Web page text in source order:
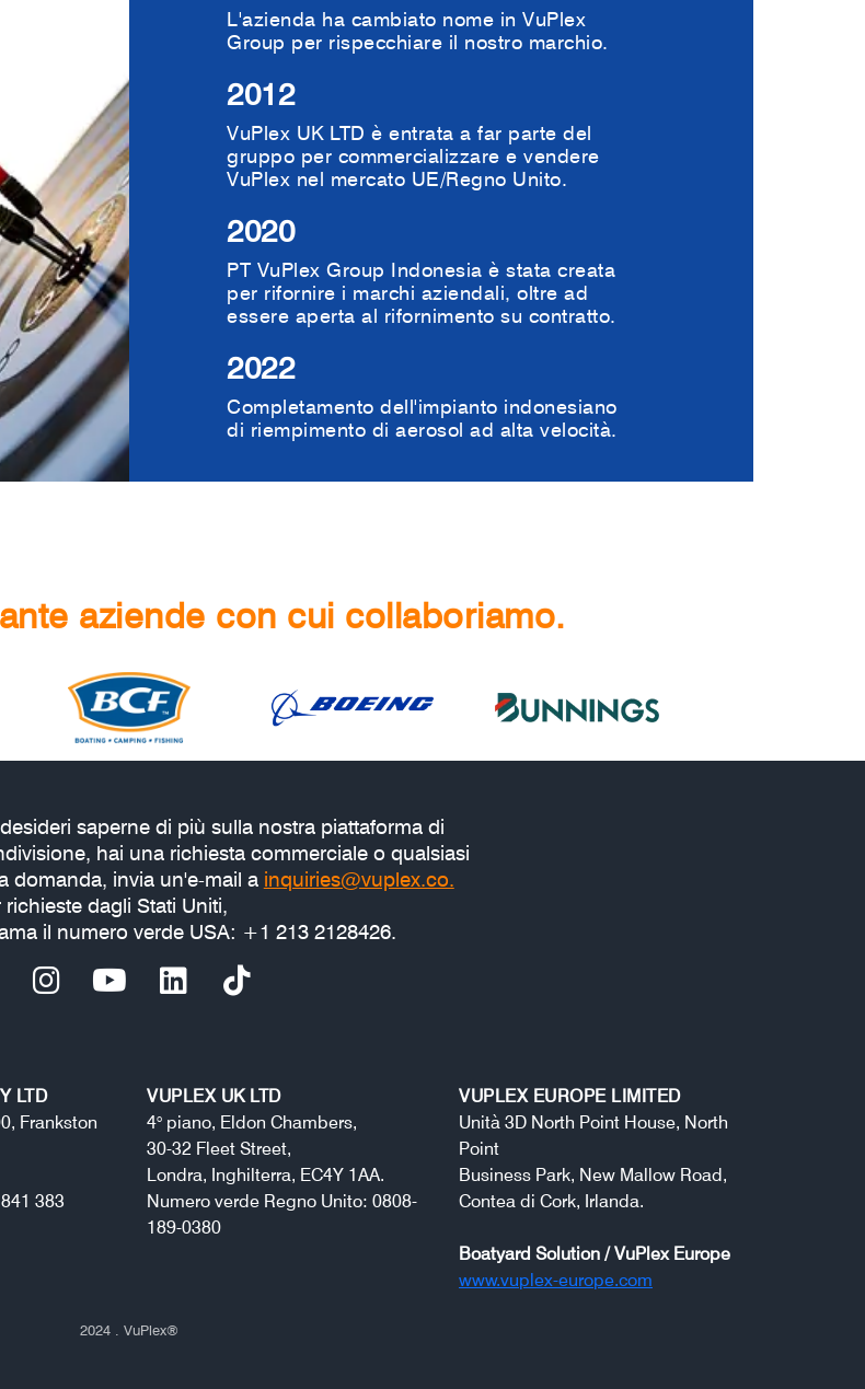
L'azienda ha cambiato nome in VuPlex
Group per rispecchiare il nostro marchio.
2012
VuPlex UK LTD è entrata a far parte del
gruppo per commercializzare e vendere
VuPlex nel mercato UE/Regno Unito.
2020
PT VuPlex Group Indonesia è stata creata
per rifornire i marchi aziendali, oltre ad
essere aperta al rifornimento su contratto.
2022
Completamento dell'impianto indonesiano
di riempimento di aerosol ad alta velocità.
aziende con cui collaboriamo.
saperne di più sulla nostra piattaforma di
hai una richiesta commerciale o qualsiasi
domanda, invia un'e-mail a inquiries@vuplex.co.
richieste dagli Stati Uniti,
il numero verde USA: +1 213 2128426.
LTD
Frankston
383
VUPLEX UK LTD
4° piano, Eldon Chambers,
30-32 Fleet Street,
Londra, Inghilterra, EC4Y 1AA.
Numero verde Regno Unito: 0808-
189-0380
VUPLEX EUROPE LIMITED
Unità 3D North Point House, North
Point
Business Park, New Mallow Road,
Contea di Cork, Irlanda.
Boatyard Solution / VuPlex Europe
www.vuplex-europe.com
2024 . VuPlex®